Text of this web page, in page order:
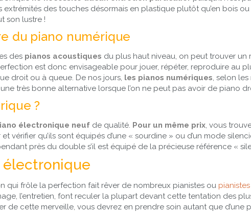
des touches désormais en plastique plutôt qu’en bois
son lustre !
du piano numérique
des pianos acoustiques du plus haut niveau, on peut trouver un
est donc envisageable pour jouer, répéter, reproduire au
droit ou à queue. De nos jours, les pianos numériques, selon
très bonne alternative lorsque l’on ne peut pas avoir de piano
?
électronique neuf de qualité. Pour un même prix, vous
vérifier qu’ils sont équipés d’une « sourdine » ou d’un mode
près du double s’il est équipé de la précieuse référence «
électronique
qui frôle la perfection fait rêver de nombreux pianistes ou
l’entretien, font reculer la plupart devant cette tentation des
de cette merveille, vous devrez en prendre soin autant que d’une